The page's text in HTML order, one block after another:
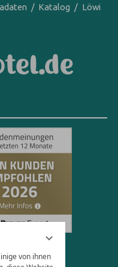
von ihnen
Katalog
Löwi